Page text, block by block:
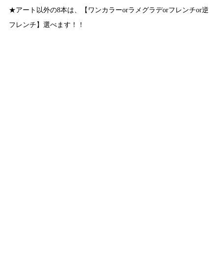
★アート以外の8本は、【ワンカラーorラメグラデorフレンチor逆
フレンチ】選べます！！